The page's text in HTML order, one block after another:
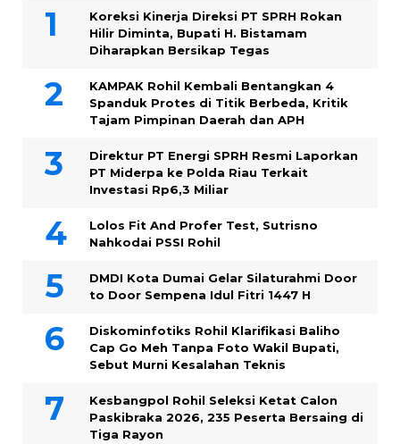
Koreksi Kinerja Direksi PT SPRH Rokan
Hilir Diminta, Bupati H. Bistamam
Diharapkan Bersikap Tegas
KAMPAK Rohil Kembali Bentangkan 4
Spanduk Protes di Titik Berbeda, Kritik
Tajam Pimpinan Daerah dan APH
Direktur PT Energi SPRH Resmi Laporkan
PT Miderpa ke Polda Riau Terkait
Investasi Rp6,3 Miliar
Lolos Fit And Profer Test, Sutrisno
Nahkodai PSSI Rohil
DMDI Kota Dumai Gelar Silaturahmi Door
to Door Sempena Idul Fitri 1447 H
Diskominfotiks Rohil Klarifikasi Baliho
Cap Go Meh Tanpa Foto Wakil Bupati,
Sebut Murni Kesalahan Teknis
Kesbangpol Rohil Seleksi Ketat Calon
Paskibraka 2026, 235 Peserta Bersaing di
Tiga Rayon